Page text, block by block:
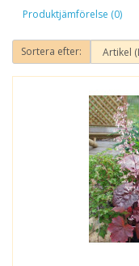
Produktjämförelse (0)
Sortera efter: